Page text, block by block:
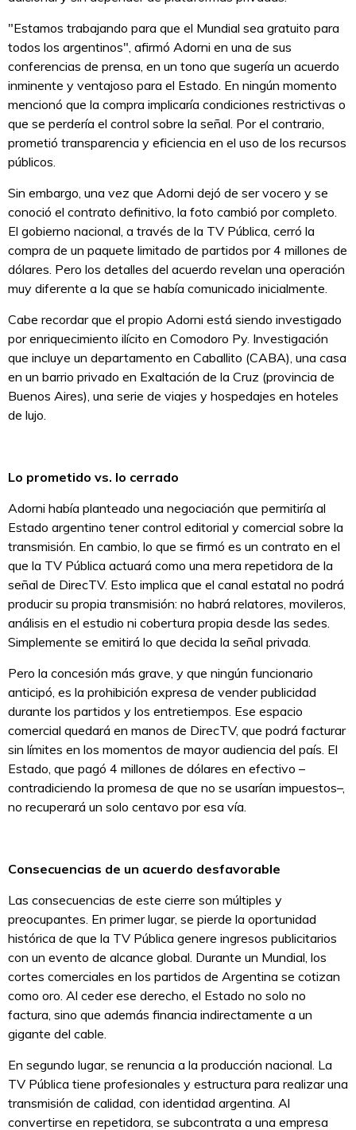
"Estamos trabajando para que el Mundial sea gratuito para
todos los argentinos", afirmó Adorni en una de sus
conferencias de prensa, en un tono que sugería un acuerdo
inminente y ventajoso para el Estado. En ningún momento
mencionó que la compra implicaría condiciones restrictivas o
que se perdería el control sobre la señal. Por el contrario,
prometió transparencia y eficiencia en el uso de los recursos
públicos.
Sin embargo, una vez que Adorni dejó de ser vocero y se
conoció el contrato definitivo, la foto cambió por completo.
El gobierno nacional, a través de la TV Pública, cerró la
compra de un paquete limitado de partidos por 4 millones de
dólares. Pero los detalles del acuerdo revelan una operación
muy diferente a la que se había comunicado inicialmente.
Cabe recordar que el propio Adorni está siendo investigado
por enriquecimiento ilícito en Comodoro Py. Investigación
que incluye un departamento en Caballito (CABA), una casa
en un barrio privado en Exaltación de la Cruz (provincia de
Buenos Aires), una serie de viajes y hospedajes en hoteles
de lujo.
Lo prometido vs. lo cerrado
Adorni había planteado una negociación que permitiría al
Estado argentino tener control editorial y comercial sobre la
transmisión. En cambio, lo que se firmó es un contrato en el
que la TV Pública actuará como una mera repetidora de la
señal de DirecTV. Esto implica que el canal estatal no podrá
producir su propia transmisión: no habrá relatores, movileros,
análisis en el estudio ni cobertura propia desde las sedes.
Simplemente se emitirá lo que decida la señal privada.
Pero la concesión más grave, y que ningún funcionario
anticipó, es la prohibición expresa de vender publicidad
durante los partidos y los entretiempos. Ese espacio
comercial quedará en manos de DirecTV, que podrá facturar
sin límites en los momentos de mayor audiencia del país. El
Estado, que pagó 4 millones de dólares en efectivo –
contradiciendo la promesa de que no se usarían impuestos–,
no recuperará un solo centavo por esa vía.
Consecuencias de un acuerdo desfavorable
Las consecuencias de este cierre son múltiples y
preocupantes. En primer lugar, se pierde la oportunidad
histórica de que la TV Pública genere ingresos publicitarios
con un evento de alcance global. Durante un Mundial, los
cortes comerciales en los partidos de Argentina se cotizan
como oro. Al ceder ese derecho, el Estado no solo no
factura, sino que además financia indirectamente a un
gigante del cable.
En segundo lugar, se renuncia a la producción nacional. La
TV Pública tiene profesionales y estructura para realizar una
transmisión de calidad, con identidad argentina. Al
convertirse en repetidora, se subcontrata a una empresa